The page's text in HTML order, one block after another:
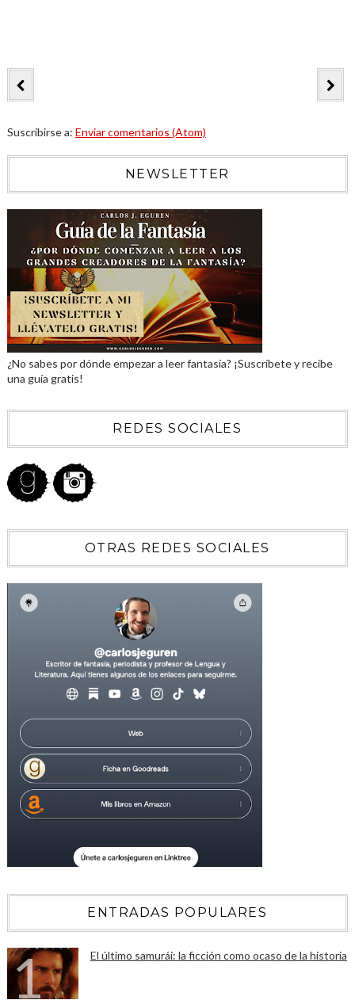
Suscribirse a: Enviar comentarios (Atom)
NEWSLETTER
¿No sabes por dónde empezar a leer fantasía? ¡Suscríbete y recibe
una guía gratis!
REDES SOCIALES
OTRAS REDES SOCIALES
ENTRADAS POPULARES
El último samurái: la ficción como ocaso de la historia